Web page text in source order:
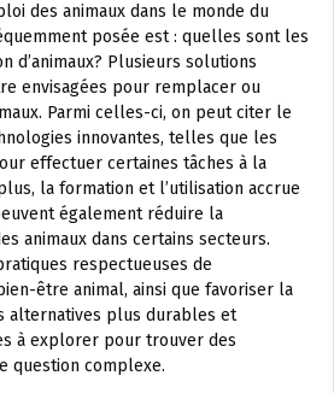
des animaux dans le monde du
posée est : quelles sont les
d’animaux? Plusieurs solutions
envisagées pour remplacer ou
Parmi celles-ci, on peut citer le
innovantes, telles que les
effectuer certaines tâches à la
la formation et l’utilisation accrue
également réduire la
animaux dans certains secteurs.
respectueuses de
être animal, ainsi que favoriser la
alternatives plus durables et
à explorer pour trouver des
question complexe.